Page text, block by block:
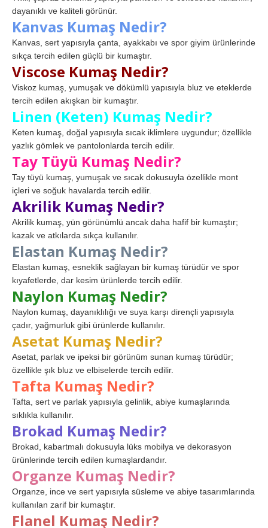
dayanıklı ve kaliteli görünür.
Kanvas Kumaş Nedir?
Kanvas, sert yapısıyla çanta, ayakkabı ve spor giyim ürünlerinde
sıkça tercih edilen güçlü bir kumaştır.
Viscose Kumaş Nedir?
Viskoz kumaş, yumuşak ve dökümlü yapısıyla bluz ve eteklerde
tercih edilen akışkan bir kumaştır.
Linen (Keten) Kumaş Nedir?
Keten kumaş, doğal yapısıyla sıcak iklimlere uygundur; özellikle
yazlık gömlek ve pantolonlarda tercih edilir.
Tay Tüyü Kumaş Nedir?
Tay tüyü kumaş, yumuşak ve sıcak dokusuyla özellikle mont
içleri ve soğuk havalarda tercih edilir.
Akrilik Kumaş Nedir?
Akrilik kumaş, yün görünümlü ancak daha hafif bir kumaştır;
kazak ve atkılarda sıkça kullanılır.
Elastan Kumaş Nedir?
Elastan kumaş, esneklik sağlayan bir kumaş türüdür ve spor
kıyafetlerde, dar kesim ürünlerde tercih edilir.
Naylon Kumaş Nedir?
Naylon kumaş, dayanıklılığı ve suya karşı dirençli yapısıyla
çadır, yağmurluk gibi ürünlerde kullanılır.
Asetat Kumaş Nedir?
Asetat, parlak ve ipeksi bir görünüm sunan kumaş türüdür;
özellikle şık bluz ve elbiselerde tercih edilir.
Tafta Kumaş Nedir?
Tafta, sert ve parlak yapısıyla gelinlik, abiye kumaşlarında
sıklıkla kullanılır.
Brokad Kumaş Nedir?
Brokad, kabartmalı dokusuyla lüks mobilya ve dekorasyon
ürünlerinde tercih edilen kumaşlardandır.
Organze Kumaş Nedir?
Organze, ince ve sert yapısıyla süsleme ve abiye tasarımlarında
kullanılan zarif bir kumaştır.
Flanel Kumaş Nedir?